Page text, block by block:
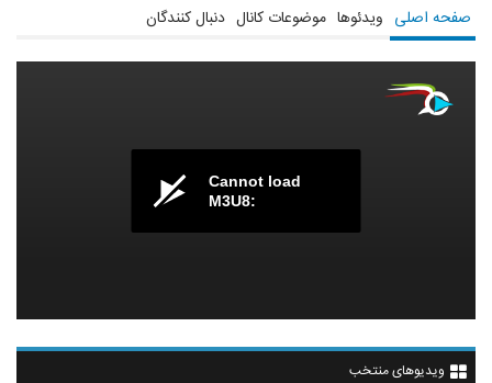
صفحه اصلی ویدئوها موضوعات کانال دنبال کنندگان
Cannot load
M3U8:
ویدیوهای منتخب